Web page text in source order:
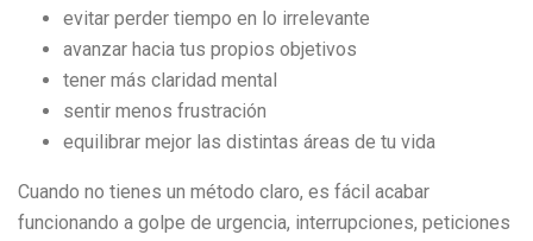
evitar perder tiempo en lo irrelevante
avanzar hacia tus propios objetivos
tener más claridad mental
sentir menos frustración
equilibrar mejor las distintas áreas de tu vida
Cuando no tienes un método claro, es fácil acabar
funcionando a golpe de urgencia, interrupciones, peticiones